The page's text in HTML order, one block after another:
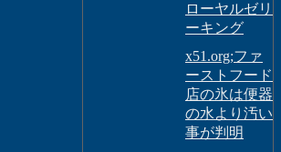
ローヤルゼリ
ーキング
x51.org;ファ
ーストフード
店の氷は便器
の水より汚い
事が判明